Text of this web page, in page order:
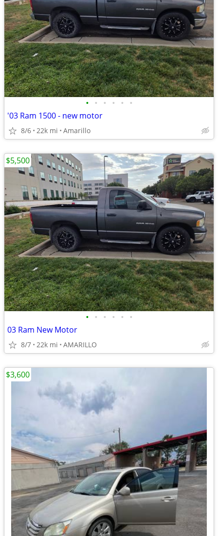
• • • • • •
'03 Ram 1500 - new motor
8/6 22k mi Amarillo
• • • • • •
03 Ram New Motor
8/7 22k mi AMARILLO
$5,500
$3,600